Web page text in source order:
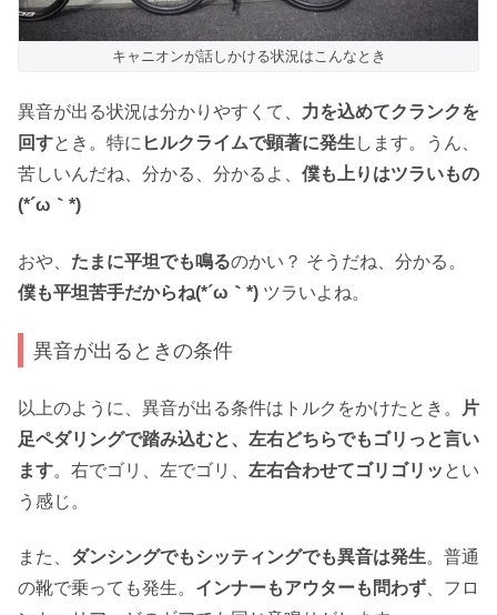
キャニオンが話しかける状況はこんなとき
異音が出る状況は分かりやすくて、 力を込めてクランクを
回すとき。特に ヒルクライムで顕著に発生 します。うん、
苦しいんだね、分かる、分かるよ、 僕も上りはツラいもの
(*´ω｀*)
おや、 たまに平坦でも鳴るのかい？ そうだね、分かる。
僕も平坦苦手だからね(*´ω｀*) ツラいよね。
異音が出るときの条件
以上のように、異音が出る条件はトルクをかけたとき。
片
足ペダリングで踏み込むと、左右どちらでもゴリっと言い
ます。右でゴリ、左でゴリ、 左右合わせてゴリゴリッ とい
う感じ。
また、 ダンシングでもシッティングでも異音は発生。普通
の靴で乗っても発生。 インナーもアウターも問わず 、フロ